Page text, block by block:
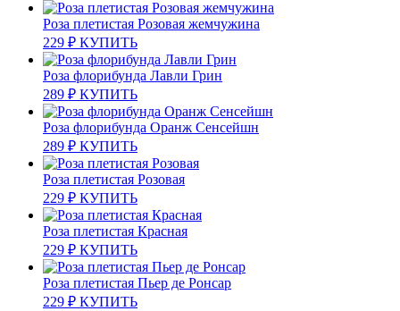
Роза плетистая Розовая жемчужина
229 ₽ КУПИТЬ
Роза флорибунда Лавли Грин
289 ₽ КУПИТЬ
Роза флорибунда Оранж Сенсейшн
289 ₽ КУПИТЬ
Роза плетистая Розовая
229 ₽ КУПИТЬ
Роза плетистая Красная
229 ₽ КУПИТЬ
Роза плетистая Пьер де Ронсар
229 ₽ КУПИТЬ